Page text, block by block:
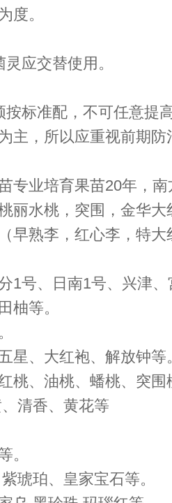
度。
应交替使用。
按标准配，不可任意提
主，所以应重视前期防
专业培育果苗20年，
丽水桃，突围，金华
早熟李，红心李，特
1号、日南1号、兴津
柚等。
星、大红袍、解放钟等
桃、油桃、蟠桃、突
清香、黄花等
。
琥珀、皇家宝石等。